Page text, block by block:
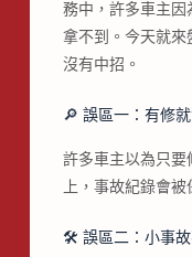
務中，許多車主因
拿不到。今天就來
沒有中招。
🔎 誤區一：有修
許多車主以為只要
上，事故紀錄會
🛠 誤區二：小事